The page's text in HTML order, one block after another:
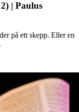
| Paulus
på ett skepp. Eller en